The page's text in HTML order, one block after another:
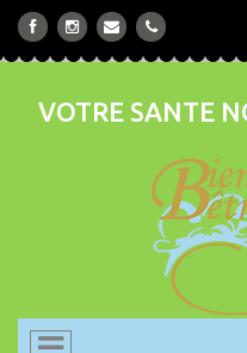
VOTRE SANTE